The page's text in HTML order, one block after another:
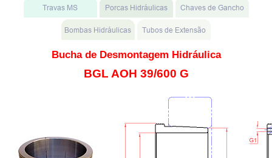
Bucha de Desmontagem Hidráulica
BGL AOH 39/600 G